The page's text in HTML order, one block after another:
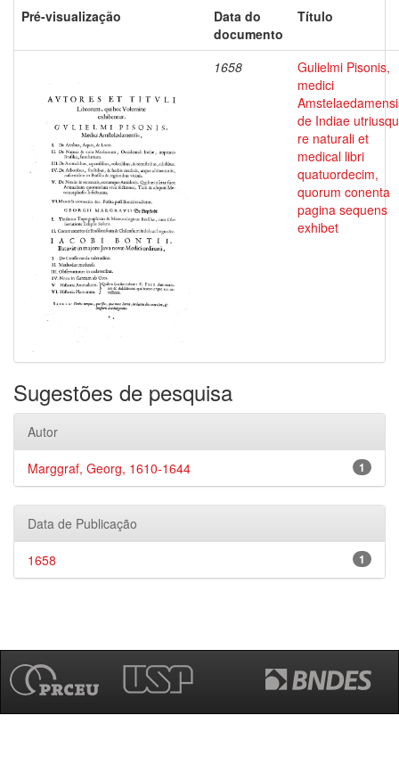
Pré-visualização
Data do
documento
Título
1658
Gulielmi Pisonis,
medici
de Indiae
re naturali et
medical libri
quatuordecim,
quorum conenta
pagina sequens
exhibet
Sugestões de pesquisa
Autor
1
Marggraf, Georg, 1610-1644
Data de Publicação
1
1658